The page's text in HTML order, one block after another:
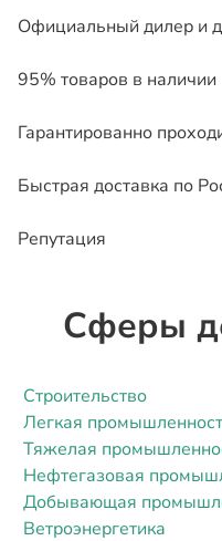
Официальный дилер и
95% товаров в наличии
Гарантированно
Быстрая доставка по
Репутация
Сферы
Строительство
Легкая
Тяжелая
Нефтегазовая
Добывающая
Ветроэнергетика